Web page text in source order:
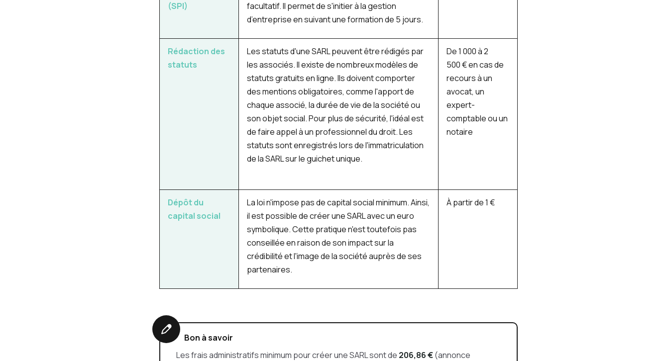
(SPI)
facultatif. Il permet de s'initier à la gestion
d’entreprise en suivant une formation de 5 jours.
Rédaction des
statuts
Les statuts d'une SARL peuvent être rédigés par
les associés. Il existe de nombreux modèles de
statuts gratuits en ligne. Ils doivent comporter
des mentions obligatoires, comme l'apport de
chaque associé, la durée de vie de la société ou
son objet social. Pour plus de sécurité, l'idéal est
de faire appel à un professionnel du droit. Les
statuts sont enregistrés lors de l'immatriculation
de la SARL sur le guichet unique.
De 1 000 à 2
500 € en cas de
recours à un
avocat, un
expert-
comptable ou un
notaire
Dépôt du
capital social
La loi n'impose pas de capital social minimum. Ainsi,
il est possible de créer une SARL avec un euro
symbolique. Cette pratique n'est toutefois pas
conseillée en raison de son impact sur la
crédibilité et l'image de la société auprès de ses
partenaires.
À partir de 1 €
Bon à savoir
Les frais administratifs minimum pour créer une SARL sont de 206,86 €(annonce